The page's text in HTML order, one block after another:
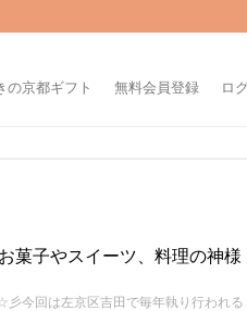
の京都ギフト 無料会員登録 ロ
菓子やスイーツ、料理の神様
今回は左京区吉田で毎年執り行われる